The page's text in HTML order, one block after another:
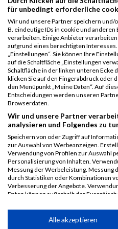
B2Run
Nürnberg
B2RUN Nürnberg
11105 Burak
B2Run
Nürnberg
Einzelwertung
männlich
11105 Burak
B2Run
Nürnberg
Teamwertung
männlich
11105 Burak
B2Run
Nürnberg
Teamwertung
mixed
11105 Burak
Legende:
GPos = Geschlechter Position,
für unbedingt erforderliche
Wir und unsere Partner speichern und/
B. eindeutige IDs in cookie und
verarbeiten. Einige Anbieter
aufgrund eines berechtigten
„Einstellungen“. Sie können Ihre
auf die Schaltfläche „Einstellungen
Schaltfläche in der linken unteren Ecke
klicken Sie auf den Fingerabdruck oder
den Menüpunkt „Meine Daten“. Auf
Entscheidungen werden unseren
Browserdaten.
Wir und unsere Partner
analysieren und Folgendes zu
Speichern von oder Zugriff auf
zur Auswahl von Werbeanzeigen.
Verwendung von Profilen zur Auswahl
Personalisierung von Inhalten.
Messung der Werbeleistung. Messung
durch Statistiken oder Kombinationen
Verbesserung der Angebote.
Daten können außerhalb der
Alle akzeptieren